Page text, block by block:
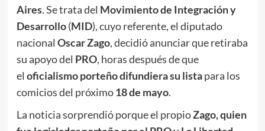
Aires. Se trata del Movimiento de Integración y
Desarrollo(MID), cuyo referente, el diputado
nacional Oscar Zago, decidió anunciar que retiraba
su apoyo del PRO, horas después de que
el oficialismo porteño difundiera su listapara los
comicios del próximo18 de mayo.
La noticia sorprendió porque el propioZago, quien